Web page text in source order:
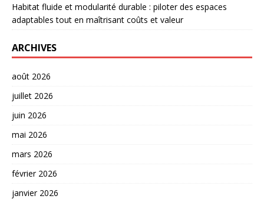
Habitat fluide et modularité durable : piloter des espaces
adaptables tout en maîtrisant coûts et valeur
ARCHIVES
août 2026
juillet 2026
juin 2026
mai 2026
mars 2026
février 2026
janvier 2026